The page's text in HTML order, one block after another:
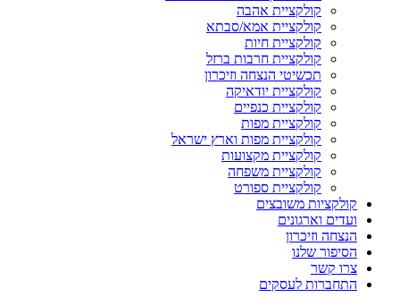
קולקציית אהבה
קולקציית אמא/סבתא
קולקציית חיות
קולקציית חרבות ברזל
תכשיטי הנצחה וזיכרון
קולקציית יודאיקה
קולקציית כנפיים
קולקציית מפות
קולקציית מפות וארץ ישראל
קולקציית מקצועות
קולקציית משפחה
קולקציית ספורט
קולקציות משובצים
ועדים וארגונים
הנצחה וזיכרון
הסיפור שלנו
צרו קשר
התחברות לעסקים